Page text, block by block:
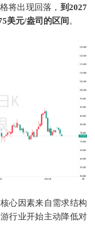
将出现回落， 到2027
美元/盎司的区间。
心因素来自需求结构
行业开始主动降低对